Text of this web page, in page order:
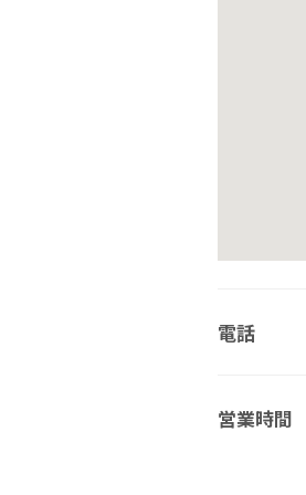
電話
営業時間